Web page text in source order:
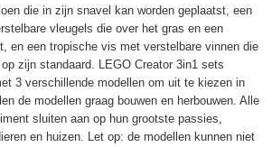
die in zijn snavel kan worden geplaatst, een
vleugels die over het gras en een
en een tropische vis met verstelbare vinnen die
zijn standaard. LEGO Creator 3in1 sets
3 verschillende modellen om uit te kiezen in
de modellen graag bouwen en herbouwen. Alle
sluiten aan op hun grootste passies,
en huizen. Let op: de modellen kunnen niet